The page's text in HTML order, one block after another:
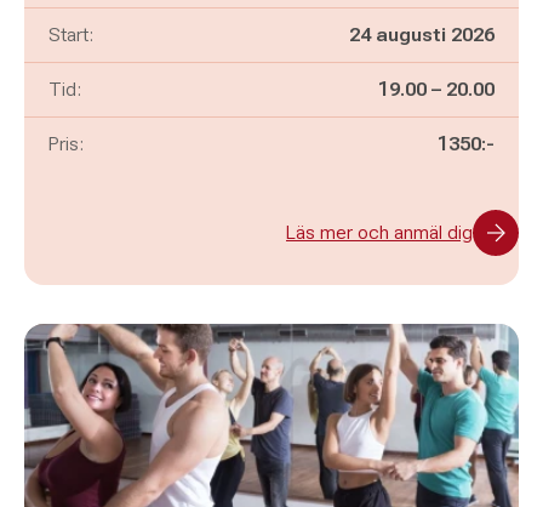
Start: 24 augusti 2026
Tid: Pågår mellan
19.00 – och
20.00
Pris: 1350:-
Läs mer och anmäl dig